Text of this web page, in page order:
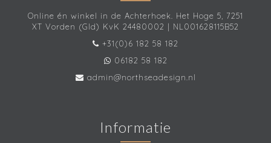
Online én winkel in de Achterhoek. Het Hoge 5, 7251
XT Vorden (Gld) KvK 24480002 | NL001628115B52
+31(0)6 182 58 182
06182 58 182
admin@northseadesign.nl
Informatie